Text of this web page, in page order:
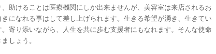
助けることは医療機関にしか出来ませんが、美容室は来店されるお
になれる事はして差し上げられます。生きる希望が湧き、生きてい
寄り添いながら、人生を共に歩む支援者にもなれます。そんな使命
しょう。